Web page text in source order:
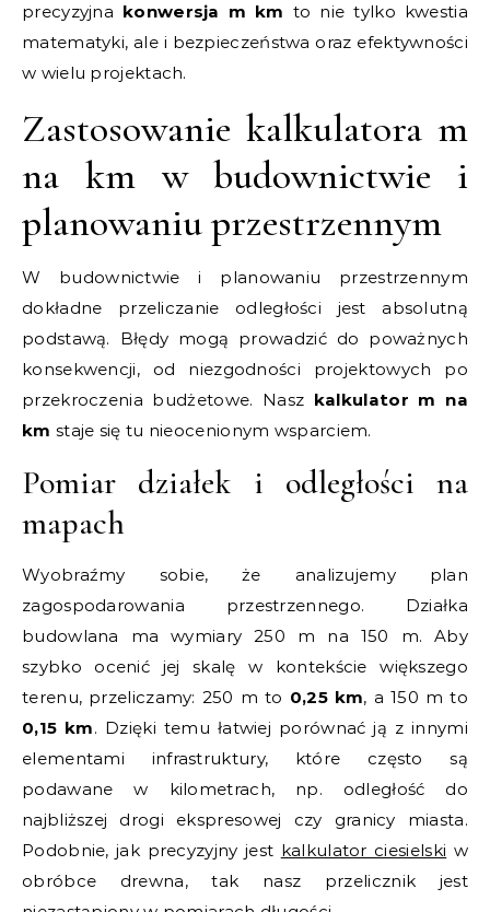
precyzyjna konwersja m km to nie tylko kwestia
matematyki, ale i bezpieczeństwa oraz efektywności
w wielu projektach.
Zastosowanie kalkulatora m
na km w budownictwie i
planowaniu przestrzennym
W budownictwie i planowaniu przestrzennym
dokładne przeliczanie odległości jest absolutną
podstawą. Błędy mogą prowadzić do poważnych
konsekwencji, od niezgodności projektowych po
przekroczenia budżetowe. Nasz kalkulator m na
km staje się tu nieocenionym wsparciem.
Pomiar działek i odległości na
mapach
Wyobraźmy sobie, że analizujemy plan
zagospodarowania przestrzennego. Działka
budowlana ma wymiary 250 m na 150 m. Aby
szybko ocenić jej skalę w kontekście większego
terenu, przeliczamy: 250 m to 0,25 km, a 150 m to
0,15 km. Dzięki temu łatwiej porównać ją z innymi
elementami infrastruktury, które często są
podawane w kilometrach, np. odległość do
najbliższej drogi ekspresowej czy granicy miasta.
Podobnie, jak precyzyjny jest kalkulator ciesielski w
obróbce drewna, tak nasz przelicznik jest